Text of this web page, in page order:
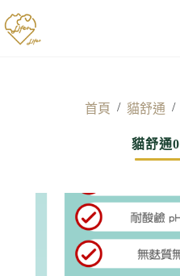
首頁 / 貓舒通 /
貓舒通